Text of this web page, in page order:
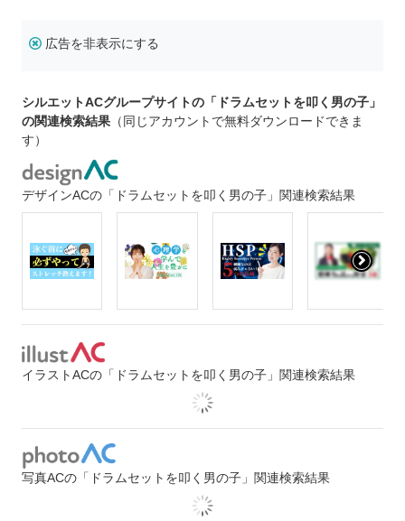
広告を非表示にする
シルエットACグループサイトの「ドラムセットを叩く男の子」
の関連検索結果 （同じアカウントで無料ダウンロードできま
す）
デザインACの「ドラムセットを叩く男の子」関連検索結果
イラストACの「ドラムセットを叩く男の子」関連検索結果
写真ACの「ドラムセットを叩く男の子」関連検索結果